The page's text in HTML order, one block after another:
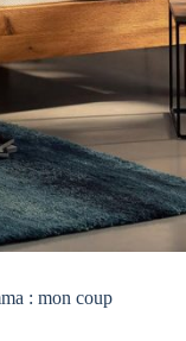
: mon coup